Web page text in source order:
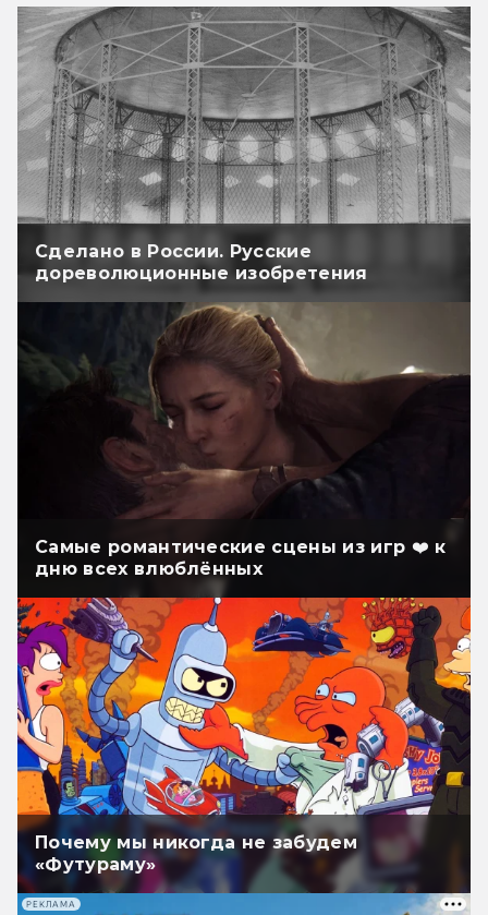
Сделано в России. Русские
дореволюционные изобретения
Самые романтические сцены из игр ❤️ к
дню всех влюблённых
Почему мы никогда не забудем
«Футураму»
РЕКЛАМА